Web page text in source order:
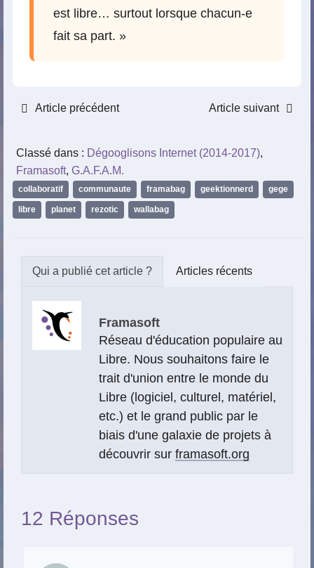
est libre… surtout lorsque chacun-e
fait sa part. »
Article précédent Article suivant
Classé dans : Dégooglisons Internet (2014-2017),
Framasoft, G.A.F.A.M.
collaboratif communaute framabag geektionnerd gege
libre planet rezotic wallabag
Articles récents
Framasoft
Réseau d'éducation populaire au
Libre. Nous souhaitons faire le
trait d'union entre le monde du
Libre (logiciel, culturel, matériel,
etc.) et le grand public par le
biais d'une galaxie de projets à
découvrir sur framasoft.org
12 Réponses